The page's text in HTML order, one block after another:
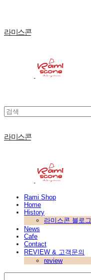
라미스콘
라미스콘
Rami Shop
Home
History
라미스콘 블로그
News
Cafe
Contact
REVIEW & 고객문의
review